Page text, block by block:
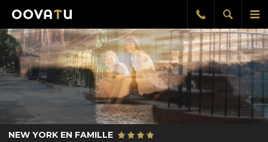
le
Afficher
la
Rappel
gratuit
NEW YORK EN FAMILLE